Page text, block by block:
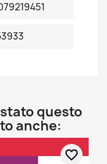
questo
anche:
favorite_border